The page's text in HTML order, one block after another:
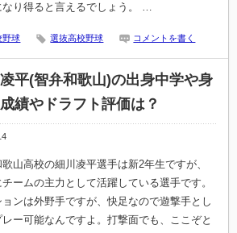
なり得ると言えるでしょう。 …
野球 選抜高校野球 コメントを書く
平(智弁和歌山)の出身中学や身
績やドラフト評価は？
山高校の細川凌平選手は新2年生ですが、
ームの主力として活躍している選手です。
ョンは外野手ですが、快足なので遊撃手とし
レー可能なんですよ。打撃面でも、ここぞと